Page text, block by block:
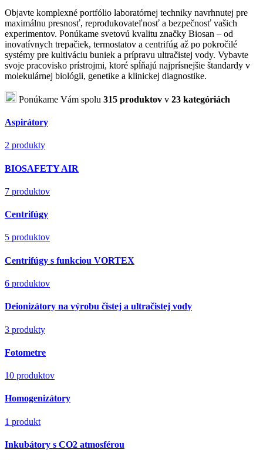
Objavte komplexné portfólio laboratórnej techniky navrhnutej pre
maximálnu presnosť, reprodukovateľnosť a bezpečnosť vašich
experimentov. Ponúkame svetovú kvalitu značky Biosan – od
inovatívnych trepačiek, termostatov a centrifúg až po pokročilé
systémy pre kultiváciu buniek a prípravu ultračistej vody. Vybavte
svoje pracovisko prístrojmi, ktoré spĺňajú najprísnejšie štandardy v
molekulárnej biológii, genetike a klinickej diagnostike.
Ponúkame Vám spolu 315 produktov v 23 kategóriách
Aspirátory
2 produkty
BIOSAFETY AIR
7 produktov
Centrifúgy
5 produktov
Centrifúgy s funkciou VORTEX
6 produktov
Deionizátory na výrobu čistej a ultračistej vody
3 produkty
Fotometre
10 produktov
Homogenizátory
1 produkt
Inkubátory s CO2 atmosférou